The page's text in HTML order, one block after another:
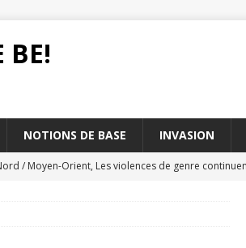
BE!
NOTIONS DE BASE INVASION
/ Moyen-Orient, Les violences de genre
lutter contre les massacres de civils par des